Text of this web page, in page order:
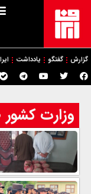
گزارش گفتگو یادداشت
وزارت کشور